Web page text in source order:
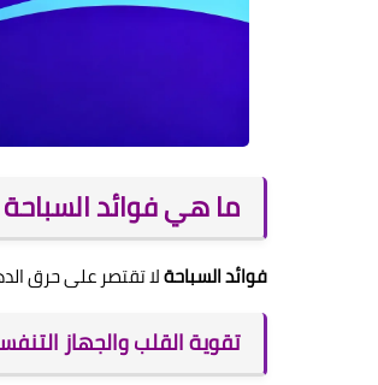
ما هي فوائد
فوائد السباحةلا تقتصر على حرق
تقوية القلب والجهاز